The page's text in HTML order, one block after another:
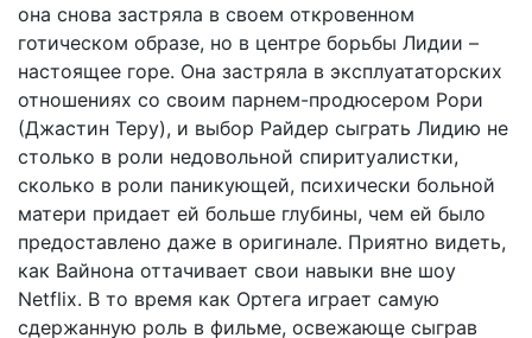
она снова застряла в своем откровенном
готическом образе, но в центре борьбы Лидии –
настоящее горе. Она застряла в эксплуататорских
отношениях со своим парнем-продюсером Рори
(Джастин Теру), и выбор Райдер сыграть Лидию не
столько в роли недовольной спиритуалистки,
сколько в роли паникующей, психически больной
матери придает ей больше глубины, чем ей было
предоставлено даже в оригинале. Приятно видеть,
как Вайнона оттачивает свои навыки вне шоу
Netflix. В то время как Ортега играет самую
сдержанную роль в фильме, освежающе сыграв